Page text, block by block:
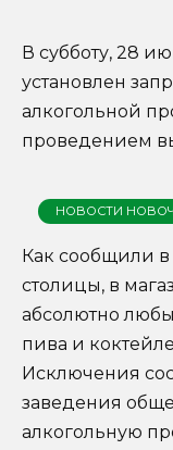
В субботу, 28
установлен
алкогольной
проведением
НОВОСТИ
Как сообщили
столицы, в
абсолютно
пива и
Исключения
заведения
алкогольную